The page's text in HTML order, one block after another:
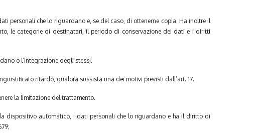
personali che lo riguardano e, se del caso, di ottenerne copia. Ha inoltre il
le categorie di destinatari, il periodo di conservazione dei dati e i diritti
o l’integrazione degli stessi.
ritardo, qualora sussista una dei motivi previsti dall’art. 17.
la limitazione del trattamento.
dispositivo automatico, i dati personali che lo riguardano e ha il diritto di